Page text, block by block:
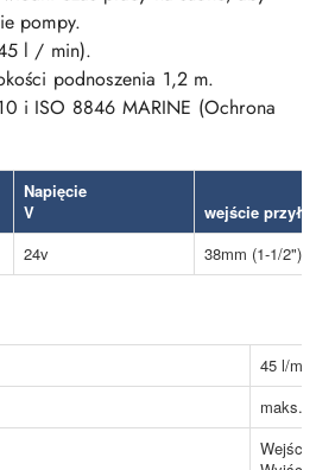
pompy.
l / min).
podnoszenia 1,2 m.
i ISO 8846 MARINE (Ochrona
Napięcie
V
wejście
24v 38mm (1-1/2")
45 l/
maks.